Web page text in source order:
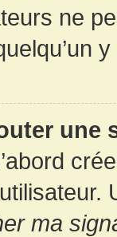
ne
une
ma